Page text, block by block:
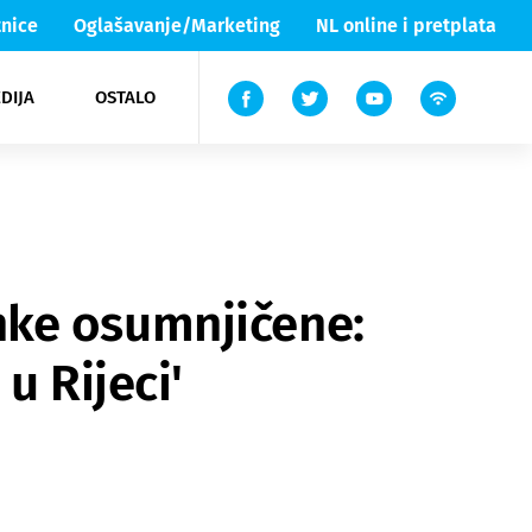
Oglašavanje/Marketing NL online i pretplata
OSTALO
Lika & Senj
TV
osumnjičene:
Rijeci'